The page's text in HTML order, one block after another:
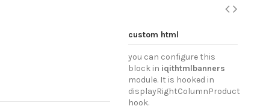
custom html
you can configure this
block in iqithtmlbanners
module. It is hooked in
displayRightColumnProduct
hook.